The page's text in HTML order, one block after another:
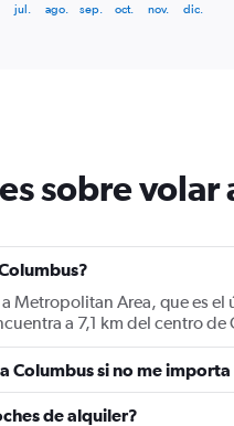
jul. ago. sep. oct. nov. dic.
sobre volar
Metropolitan Area, que es
a 7,1 km del centro
Columbus si no me importa
de alquiler?